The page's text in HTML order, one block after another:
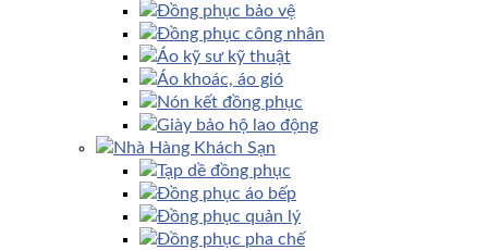
Đồng phục bảo vệ
Đồng phục công nhân
Áo kỹ sư kỹ thuật
Áo khoác, áo gió
Nón kết đồng phục
Giày bảo hộ lao động
Nhà Hàng Khách Sạn
Tạp dề đồng phục
Đồng phục áo bếp
Đồng phục quản lý
Đồng phục pha chế